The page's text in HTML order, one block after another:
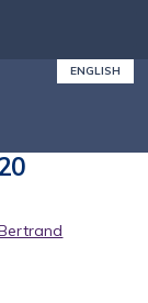
ENGLISH